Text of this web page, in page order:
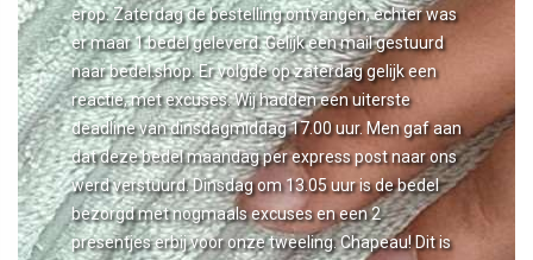
erop. Zaterdag de bestelling ontvangen, echter was
er maar 1 bedel geleverd. Gelijk een mail gestuurd
naar bedel.shop. Er volgde op zaterdag gelijk een
reactie, met excuses. Wij hadden een uiterste
deadline van dinsdagmiddag 17.00 uur. Men gaf aan
dat deze bedel maandag per express post naar ons
werd verstuurd. Dinsdag om 13.05 uur is de bedel
bezorgd met nogmaals excuses en een 2
presentjes erbij voor onze tweeling. Chapeau! Dit is